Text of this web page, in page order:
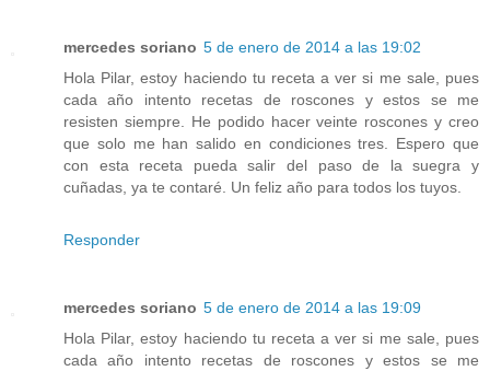
mercedes soriano 5 de enero de 2014 a las 19:02
Hola Pilar, estoy haciendo tu receta a ver si me sale, pues
cada año intento recetas de roscones y estos se me
resisten siempre. He podido hacer veinte roscones y creo
que solo me han salido en condiciones tres. Espero que
con esta receta pueda salir del paso de la suegra y
cuñadas, ya te contaré. Un feliz año para todos los tuyos.
Responder
mercedes soriano 5 de enero de 2014 a las 19:09
Hola Pilar, estoy haciendo tu receta a ver si me sale, pues
cada año intento recetas de roscones y estos se me